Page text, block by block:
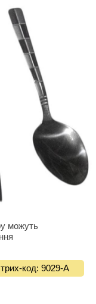
можуть
код: 9029-А